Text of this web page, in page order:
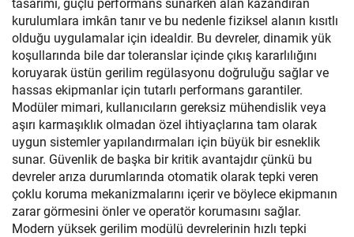
tasarımı, güçlü performans sunarken alan kazandıran
kurulumlara imkân tanır ve bu nedenle fiziksel alanın kısıtlı
olduğu uygulamalar için idealdir. Bu devreler, dinamik yük
koşullarında bile dar toleranslar içinde çıkış kararlılığını
koruyarak üstün gerilim regülasyonu doğruluğu sağlar ve
hassas ekipmanlar için tutarlı performans garantiler.
Modüler mimari, kullanıcıların gereksiz mühendislik veya
aşırı karmaşıklık olmadan özel ihtiyaçlarına tam olarak
uygun sistemler yapılandırmaları için büyük bir esneklik
sunar. Güvenlik de başka bir kritik avantajdır çünkü bu
devreler arıza durumlarında otomatik olarak tepki veren
çoklu koruma mekanizmalarını içerir ve böylece ekipmanın
zarar görmesini önler ve operatör korumasını sağlar.
Modern yüksek gerilim modülü devrelerinin hızlı tepki